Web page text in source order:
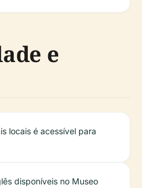
e
locais é acessível para
disponíveis no Museo